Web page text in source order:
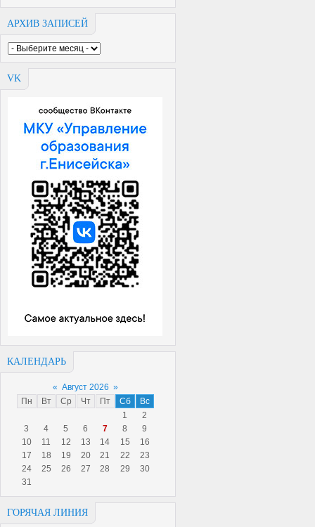
АРХИВ ЗАПИСЕЙ
VK
КАЛЕНДАРЬ
« Август 2026 »
Пн
Вт Ср Чт Пт Сб
Вс
1
2
3
4 5 6 7 8
9
10
11 12 13 14 15
16
17
18 19 20 21 22
23
24
25 26 27 28 29
30
31
ГОРЯЧАЯ ЛИНИЯ